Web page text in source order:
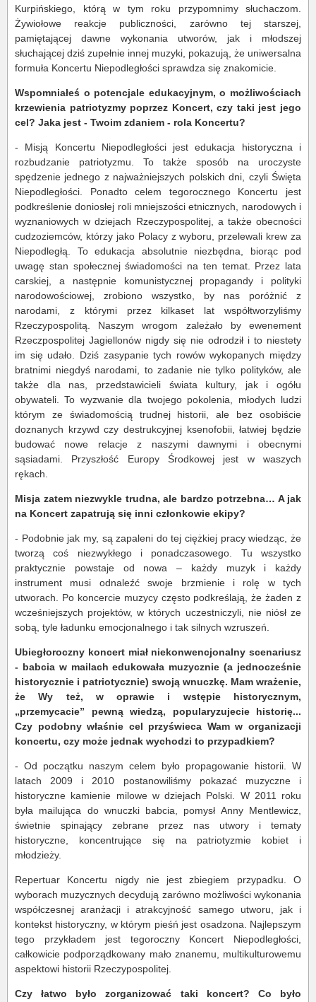
Kurpińskiego, którą w tym roku przypomnimy słuchaczom.
Żywiołowe reakcje publiczności, zarówno tej starszej,
pamiętającej dawne wykonania utworów, jak i młodszej
słuchającej dziś zupełnie innej muzyki, pokazują, że uniwersalna
formuła Koncertu Niepodległości sprawdza się znakomicie.
Wspomniałeś o potencjale edukacyjnym, o możliwościach
krzewienia patriotyzmy poprzez Koncert, czy taki jest jego
cel? Jaka jest - Twoim zdaniem - rola Koncertu?
- Misją Koncertu Niepodległości jest edukacja historyczna i
rozbudzanie patriotyzmu. To także sposób na uroczyste
spędzenie jednego z najważniejszych polskich dni, czyli Święta
Niepodległości. Ponadto celem tegorocznego Koncertu jest
podkreślenie doniosłej roli mniejszości etnicznych, narodowych i
wyznaniowych w dziejach Rzeczypospolitej, a także obecności
cudzoziemców, którzy jako Polacy z wyboru, przelewali krew za
Niepodległą. To edukacja absolutnie niezbędna, biorąc pod
uwagę stan społecznej świadomości na ten temat. Przez lata
carskiej, a następnie komunistycznej propagandy i polityki
narodowościowej, zrobiono wszystko, by nas poróżnić z
narodami, z którymi przez kilkaset lat współtworzyliśmy
Rzeczypospolitą. Naszym wrogom zależało by ewenement
Rzeczpospolitej Jagiellonów nigdy się nie odrodził i to niestety
im się udało. Dziś zasypanie tych rowów wykopanych między
bratnimi niegdyś narodami, to zadanie nie tylko polityków, ale
także dla nas, przedstawicieli świata kultury, jak i ogółu
obywateli. To wyzwanie dla twojego pokolenia, młodych ludzi
którym ze świadomością trudnej historii, ale bez osobiście
doznanych krzywd czy destrukcyjnej ksenofobii, łatwiej będzie
budować nowe relacje z naszymi dawnymi i obecnymi
sąsiadami. Przyszłość Europy Środkowej jest w waszych
rękach.
Misja zatem niezwykle trudna, ale bardzo potrzebna… A jak
na Koncert zapatrują się inni członkowie ekipy?
- Podobnie jak my, są zapaleni do tej ciężkiej pracy wiedząc, że
tworzą coś niezwykłego i ponadczasowego. Tu wszystko
praktycznie powstaje od nowa – każdy muzyk i każdy
instrument musi odnaleźć swoje brzmienie i rolę w tych
utworach. Po koncercie muzycy często podkreślają, że żaden z
wcześniejszych projektów, w których uczestniczyli, nie niósł ze
sobą, tyle ładunku emocjonalnego i tak silnych wzruszeń.
Ubiegłoroczny koncert miał niekonwencjonalny scenariusz
- babcia w mailach edukowała muzycznie (a jednocześnie
historycznie i patriotycznie) swoją wnuczkę. Mam wrażenie,
że Wy też, w oprawie i wstępie historycznym,
„przemycacie” pewną wiedzą, popularyzujecie historię...
Czy podobny właśnie cel przyświeca Wam w organizacji
koncertu, czy może jednak wychodzi to przypadkiem?
- Od początku naszym celem było propagowanie historii. W
latach 2009 i 2010 postanowiliśmy pokazać muzyczne i
historyczne kamienie milowe w dziejach Polski. W 2011 roku
była mailująca do wnuczki babcia, pomysł Anny Mentlewicz,
świetnie spinający zebrane przez nas utwory i tematy
historyczne, koncentrujące się na patriotyzmie kobiet i
młodzieży.
Repertuar Koncertu nigdy nie jest zbiegiem przypadku. O
wyborach muzycznych decydują zarówno możliwości wykonania
współczesnej aranżacji i atrakcyjność samego utworu, jak i
kontekst historyczny, w którym pieśń jest osadzona. Najlepszym
tego przykładem jest tegoroczny Koncert Niepodległości,
całkowicie podporządkowany mało znanemu, multikulturowemu
aspektowi historii Rzeczypospolitej.
Czy łatwo było zorganizować taki koncert? Co było